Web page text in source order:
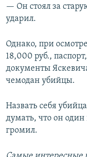
— Он стоял за
ударил.
Однако, при
18,000 руб.,
документы
чемодан убийцы.
Назвать себя
думать, что он
громил.